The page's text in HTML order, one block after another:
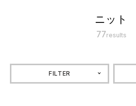
ニット
77results
FILTER